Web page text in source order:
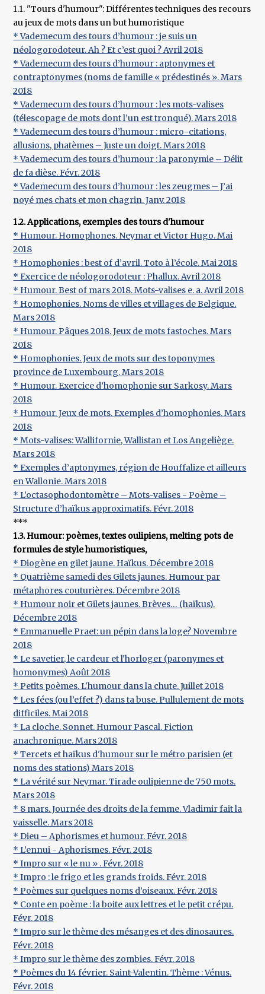
1.1. "Tours d'humour": Différentes techniques des recours
au jeux de mots dans un but humoristique
* Vademecum des tours d’humour : je suis un
néologorodoteur. Ah ? Et c’est quoi ? Avril 2018
* Vademecum des tours d’humour : aptonymes et
contraptonymes (noms de famille « prédestinés ». Mars
2018
* Vademecum des tours d’humour : les mots-valises
(télescopage de mots dont l’un est tronqué). Mars 2018
* Vademecum des tours d’humour : micro-citations,
allusions, phatèmes – Juste un doigt. Mars 2018
* Vademecum des tours d’humour : la paronymie – Délit
de fa dièse. Févr. 2018
* Vademecum des tours d’humour : les zeugmes – J’ai
noyé mes chats et mon chagrin. Janv. 2018
1.2. Applications, exemples des tours d'humour
* Humour. Homophones. Neymar et Victor Hugo. Mai
2018
* Homophonies : best of d’avril. Toto à l’école. Mai 2018
* Exercice de néologorodoteur : Phallux. Avril 2018
* Humour. Best of mars 2018. Mots-valises e. a. Avril 2018
* Homophonies. Noms de villes et villages de Belgique.
Mars 2018
* Humour. Pâques 2018. Jeux de mots fastoches. Mars
2018
* Homophonies. Jeux de mots sur des toponymes
province de Luxembourg. Mars 2018
* Humour. Exercice d’homophonie sur Sarkosy. Mars
2018
* Humour. Jeux de mots. Exemples d’homophonies. Mars
2018
* Mots-valises: Wallifornie, Wallistan et Los Angeliège.
Mars 2018
* Exemples d’aptonymes, région de Houffalize et ailleurs
en Wallonie. Mars 2018
* L’octasophodontomètre – Mots-valises - Poème –
Structure d’haïkus approximatifs. Févr. 2018
***
1.3. Humour: poèmes, textes oulipiens, melting pots de
formules de style humoristiques,
* Diogène en gilet jaune. Haïkus. Décembre 2018
* Quatrième samedi des Gilets jaunes. Humour par
métaphores couturières. Décembre 2018
* Humour noir et Gilets jaunes. Brèves… (haïkus).
Décembre 2018
* Emmanuelle Praet: un pépin dans la loge? Novembre
2018
* Le savetier, le cardeur et l'horloger (paronymes et
homonymes) Août 2018
* Petits poèmes. L'humour dans la chute. Juillet 2018
* Les fées (ou l’effet ?) dans ta buse. Pullulement de mots
difficiles. Mai 2018
* La cloche. Sonnet. Humour Pascal. Fiction
anachronique. Mars 2018
* Tercets et haïkus d'humour sur le métro parisien (et
noms des stations) Mars 2018
* La vérité sur Neymar. Tirade oulipienne de 750 mots.
Mars 2018
* 8 mars. Journée des droits de la femme. Vladimir fait la
vaisselle. Mars 2018
* Dieu – Aphorismes et humour. Févr. 2018
* L’ennui - Aphorismes. Févr. 2018
* Impro sur « le nu » . Févr. 2018
* Impro : le frigo et les grands froids. Févr. 2018
* Poèmes sur quelques noms d’oiseaux. Févr. 2018
* Conte en poème : la boite aux lettres et le petit crépu.
Févr. 2018
* Impro sur le thème des mésanges et des dinosaures.
Févr. 2018
* Impro sur le thème des zombies. Févr. 2018
* Poèmes du 14 février. Saint-Valentin. Thème : Vénus.
Févr. 2018